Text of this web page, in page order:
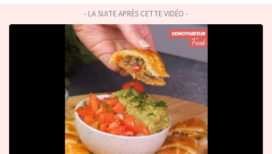
- LA SUITE APRÈS CETTE VIDÉO -